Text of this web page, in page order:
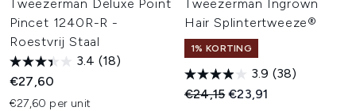
Tweezerman Deluxe Point
Pincet 1240R-R -
Roestvrij Staal
3.4 (18)
€27,60
€27,60 per unit
Tweezerman Ingrown
Hair Splintertweeze®
1% KORTING
3.9 (38)
Recommended Retail Price:
€24,15Huidige prijs:
€23,91